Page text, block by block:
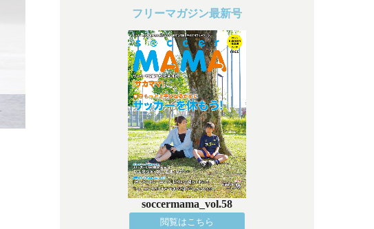
フリーマガジン最新号
soccermama_vol.58
閲覧はこちら